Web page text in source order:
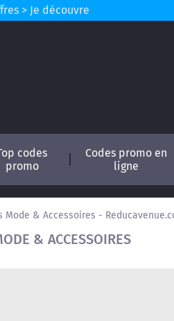
> Je découvre
codes
promo
Codes promo en
ligne
& Accessoires -
& ACCESSOIRES